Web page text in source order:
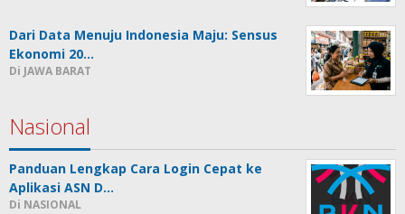
Dari Data Menuju Indonesia Maju: Sensus
Ekonomi 20…
Di JAWA BARAT
Nasional
Panduan Lengkap Cara Login Cepat ke
Aplikasi ASN D…
Di NASIONAL